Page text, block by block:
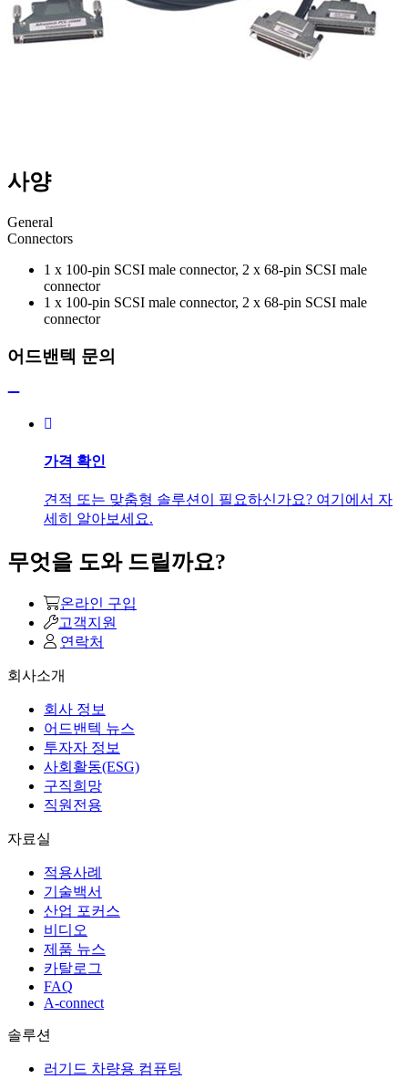
사양
General
Connectors
1 x 100-pin SCSI male connector, 2 x 68-pin SCSI male
connector
1 x 100-pin SCSI male connector, 2 x 68-pin SCSI male
connector
어드밴텍 문의
가격 확인
견적 또는 맞춤형 솔루션이 필요하신가요? 여기에서 자
세히 알아보세요.
무엇을 도와 드릴까요?
온라인 구입
고객지원
연락처
회사소개
회사 정보
어드밴텍 뉴스
투자자 정보
사회활동(ESG)
구직희망
직원전용
자료실
적용사례
기술백서
산업 포커스
비디오
제품 뉴스
카탈로그
FAQ
A-connect
솔루션
러기드 차량용 컴퓨팅